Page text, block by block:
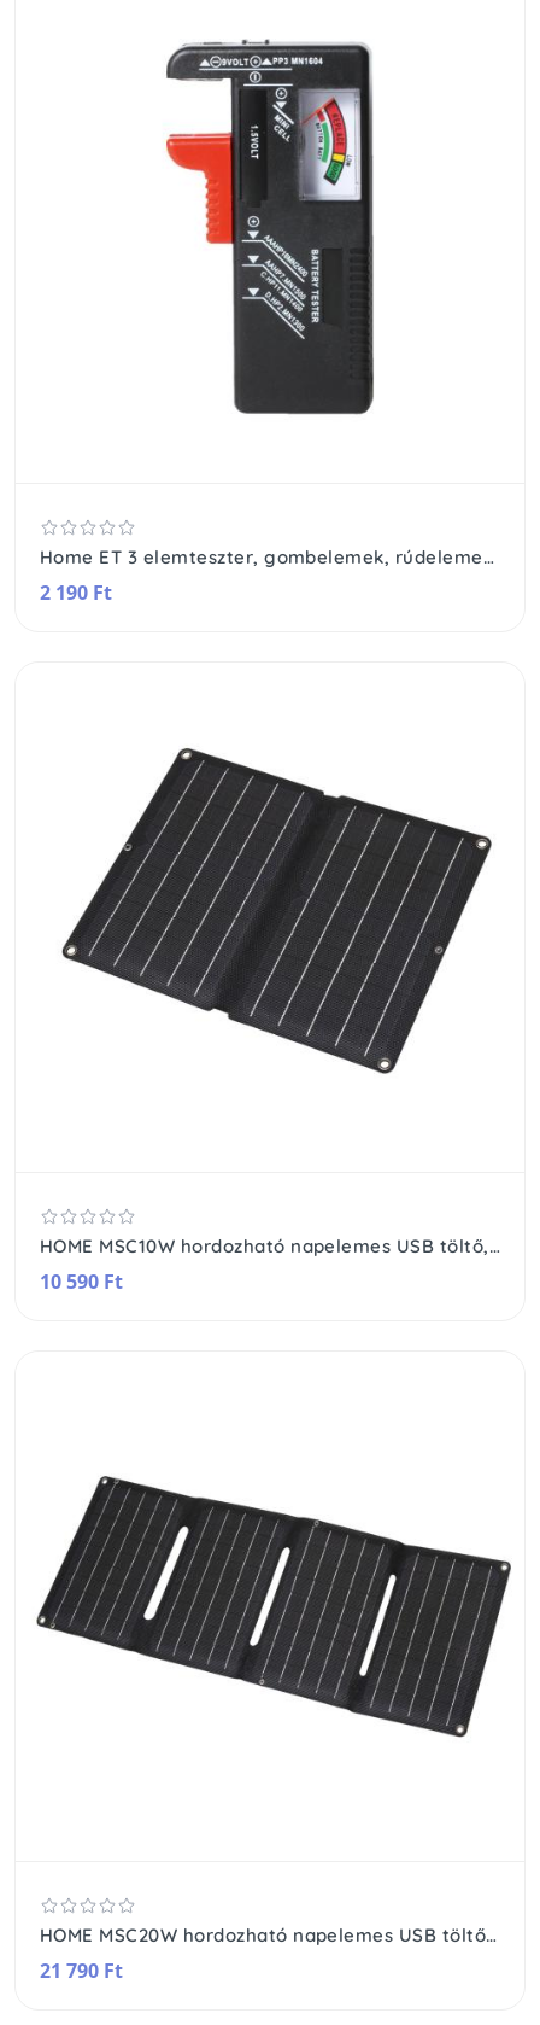
Home ET 3 elemteszter, gombelemek, rúdelemek és 9 V-os telepek ellenőrzéséhez, egyszerű és gyors, áttekinthető kezelés
2 190 Ft
HOME MSC10W hordozható napelemes USB töltő, összecsukható, 10Watt, 2xUSB, LED töltésjelző, felakasztható, tartozék karabinerekkel
10 590 Ft
HOME MSC20W hordozható napelemes USB töltő, összecsukható, 20Watt, USB-A + USB-C + DC kimenet, PD gyorstöltés, LED töltésjelző, felakasztható, tartozék karabinerekkel
21 790 Ft